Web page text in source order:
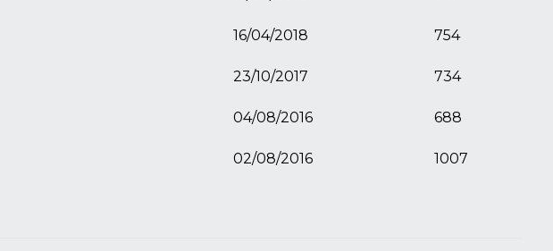
16/04/2018 754
23/10/2017 734
04/08/2016 688
02/08/2016 1007